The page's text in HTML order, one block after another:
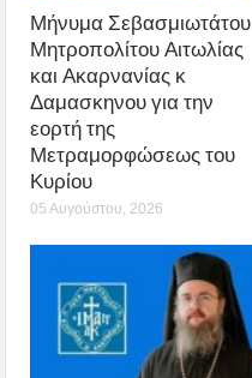
Μήνυμα Σεβασμιωτάτου
Μητροπολίτου Αιτωλίας
και Ακαρνανίας κ
Δαμασκηνου για την
εορτή της
Μετραμορφώσεως του
Κυρίου
05 Αυγούστου, 2026